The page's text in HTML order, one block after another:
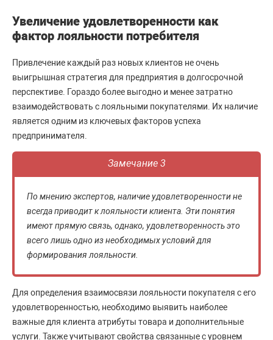
Увеличение удовлетворенности как
фактор лояльности потребителя
Привлечение каждый раз новых клиентов не очень
выигрышная стратегия для предприятия в долгосрочной
перспективе. Гораздо более выгодно и менее затратно
взаимодействовать с лояльными покупателями. Их наличие
является одним из ключевых факторов успеха
предпринимателя.
Замечание 3
По мнению экспертов, наличие удовлетворенности не
всегда приводит к лояльности клиента. Эти понятия
имеют прямую связь, однако, удовлетворенность это
всего лишь одно из необходимых условий для
формирования лояльности.
Для определения взаимосвязи лояльности покупателя с его
удовлетворенностью, необходимо выявить наиболее
важные для клиента атрибуты товара и дополнительные
услуги. Также учитывают свойства связанные с уровнем